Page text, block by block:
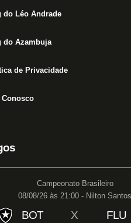
do Léo Andrade
do Azambuja
de Privacidade
Conosco
Campeonato Brasileiro
08/08/26 às 21:00 - Nilton Santos
BOT X FLU
Especialista com